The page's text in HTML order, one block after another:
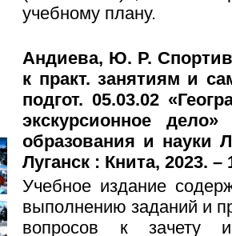
учебному плану.
Андиева, Ю. Р.
к практ. занятиям и
подгот. 05.03.02
экскурсионное
образования и
Луганск : Книта, 2023. –
Учебное издание
выполнению заданий и
вопросов к зачету и